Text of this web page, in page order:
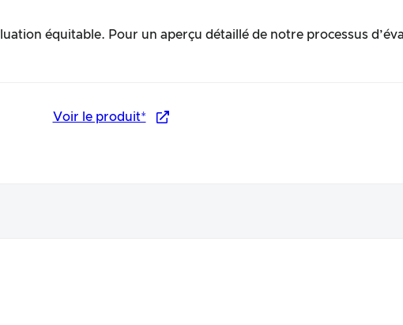
équitable. Pour un aperçu détaillé de notre processus
Voir le produit*